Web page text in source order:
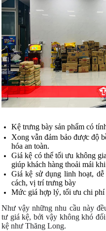
Kệ trưng bày sản phẩm có
Xong vẫn đảm bảo được độ
hóa an toàn.
Giá kệ có thể tối ưu không
giúp khách hàng thoải mái
Giá kệ sử dụng linh hoạt,
cách, vị trí trưng bày
Mức giá hợp lý, tối ưu chi phí
Như vậy những nhu cầu này
tư giá kệ, bởi vậy không khó
kệ như Thăng Long.